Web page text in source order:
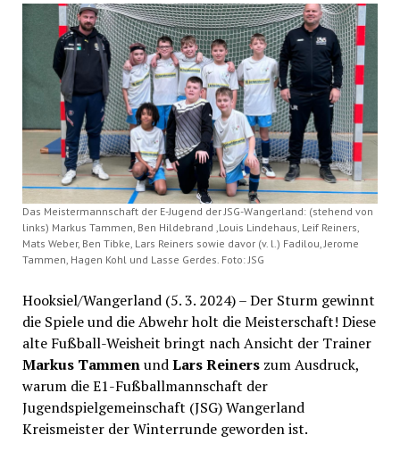
Das Meistermannschaft der E-Jugend der JSG-Wangerland: (stehend von
links) Markus Tammen, Ben Hildebrand ,Louis Lindehaus, Leif Reiners,
Mats Weber, Ben Tibke, Lars Reiners sowie davor (v. l.) Fadilou, Jerome
Tammen, Hagen Kohl und Lasse Gerdes. Foto: JSG
Hooksiel/Wangerland (5. 3. 2024) – Der Sturm gewinnt
die Spiele und die Abwehr holt die Meisterschaft! Diese
alte Fußball-Weisheit bringt nach Ansicht der Trainer
Markus TammenundLars Reinerszum Ausdruck,
warum die E1-Fußballmannschaft der
Jugendspielgemeinschaft (JSG) Wangerland
Kreismeister der Winterrunde geworden ist.